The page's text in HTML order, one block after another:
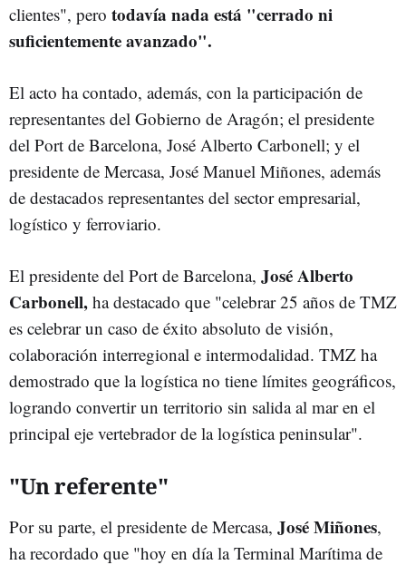
clientes", pero todavía nada está "cerrado ni
suficientemente avanzado".
El acto ha contado, además, con la participación de
representantes del Gobierno de Aragón; el presidente
del Port de Barcelona, José Alberto Carbonell; y el
presidente de Mercasa, José Manuel Miñones, además
de destacados representantes del sector empresarial,
logístico y ferroviario.
El presidente del Port de Barcelona, José Alberto
Carbonell, ha destacado que "celebrar 25 años de TMZ
es celebrar un caso de éxito absoluto de visión,
colaboración interregional e intermodalidad. TMZ ha
demostrado que la logística no tiene límites geográficos,
logrando convertir un territorio sin salida al mar en el
principal eje vertebrador de la logística peninsular".
"Un referente"
Por su parte, el presidente de Mercasa, José Miñones,
ha recordado que "hoy en día la Terminal Marítima de